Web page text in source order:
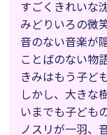
すごくきれいな
みどりいろの微
音のない音楽が
ことばのない物
きみはもう子ど
しかし、大きな
いまでも子ども
ノスリが一羽、